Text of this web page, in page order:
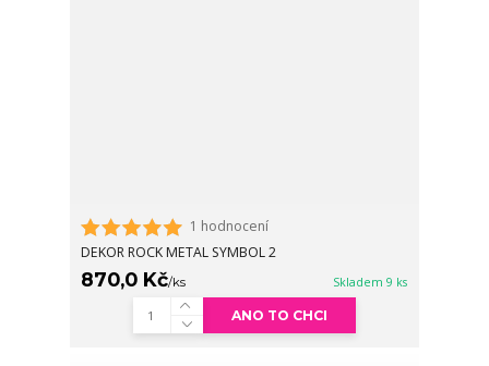
1 hodnocení
DEKOR ROCK METAL SYMBOL 2
870,0 Kč/ks Skladem 9 ks
ANO TO CHCI